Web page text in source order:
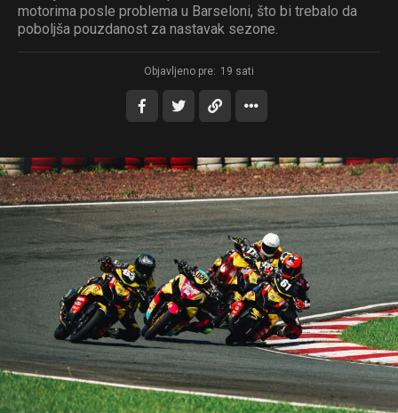
motorima posle problema u Barseloni, što bi trebalo da
poboljša pouzdanost za nastavak sezone.
Objavljeno pre: 19 sati